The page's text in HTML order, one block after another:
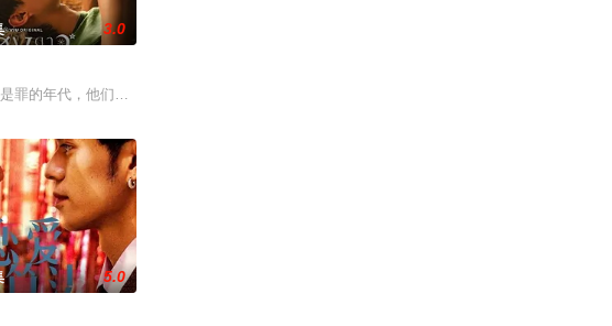
作不断的冒险之旅。
秘玩家Zo，后者竟屡次击败他。一场原本只为猎杀对手的追逐，却意外演变成一段情缘的发现
3.0
罪的年代，他们选择了彼此。 1976年10月6日清晨，泰国爆发血腥镇压，大学生Ravin被迫逃
5.0